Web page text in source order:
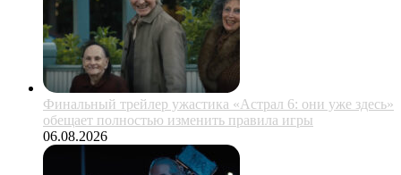
Финальный трейлер ужастика «Астрал 6: они уже здесь»
обещает полностью изменить правила игры
06.08.2026